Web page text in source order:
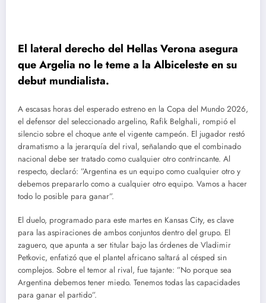
El lateral derecho del Hellas Verona asegura
que Argelia no le teme a la Albiceleste en su
debut mundialista.
A escasas horas del esperado estreno en la Copa del Mundo 2026,
el defensor del seleccionado argelino, Rafik Belghali, rompió el
silencio sobre el choque ante el vigente campeón. El jugador restó
dramatismo a la jerarquía del rival, señalando que el combinado
nacional debe ser tratado como cualquier otro contrincante. Al
respecto, declaró: ”Argentina es un equipo como cualquier otro y
debemos prepararlo como a cualquier otro equipo. Vamos a hacer
todo lo posible para ganar”.
El duelo, programado para este martes en Kansas City, es clave
para las aspiraciones de ambos conjuntos dentro del grupo. El
zaguero, que apunta a ser titular bajo las órdenes de Vladimir
Petkovic, enfatizó que el plantel africano saltará al césped sin
complejos. Sobre el temor al rival, fue tajante: ”No porque sea
Argentina debemos tener miedo. Tenemos todas las capacidades
para ganar el partido”.